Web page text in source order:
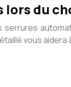
du
vous